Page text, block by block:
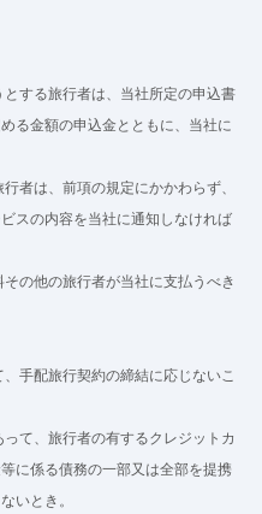
する旅行者は、当社所定の申込書
る金額の申込金とともに、当社に
者は、前項の規定にかかわらず、
スの内容を当社に通知しなければ
の他の旅行者が当社に支払うべき
手配旅行契約の締結に応じないこ
て、旅行者の有するクレジットカ
に係る債務の一部又は全部を提携
いとき。